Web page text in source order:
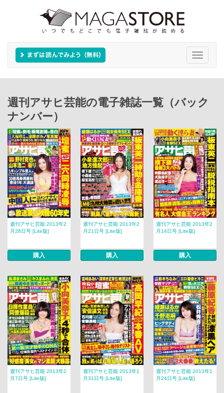
Toggle
週刊アサヒ芸能の電子雑誌一覧（バック
ナンバー）
週刊アサヒ芸能 2013年2
月28日号 [Lite版]
購入
週刊アサヒ芸能 2013年2
月21日号 [Lite版]
購入
週刊アサヒ芸能 2013年2
月14日号 [Lite版]
購入
週刊アサヒ芸能 2013年2
月7日号 [Lite版]
週刊アサヒ芸能 2013年1
月31日号 [Lite版]
週刊アサヒ芸能 2013年1
月24日号 [Lite版]